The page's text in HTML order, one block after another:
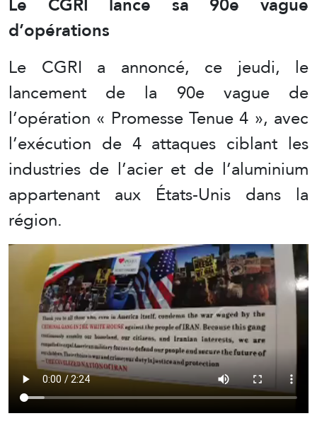
d’opérations
Le CGRI a annoncé, ce jeudi, le
lancement de la 90e vague de
l’opération « Promesse Tenue 4 », avec
l’exécution de 4 attaques ciblant les
industries de l’acier et de l’aluminium
appartenant aux États-Unis dans la
région.